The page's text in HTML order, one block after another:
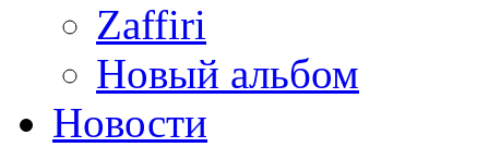
Zaffiri
Новый альбом
Новости